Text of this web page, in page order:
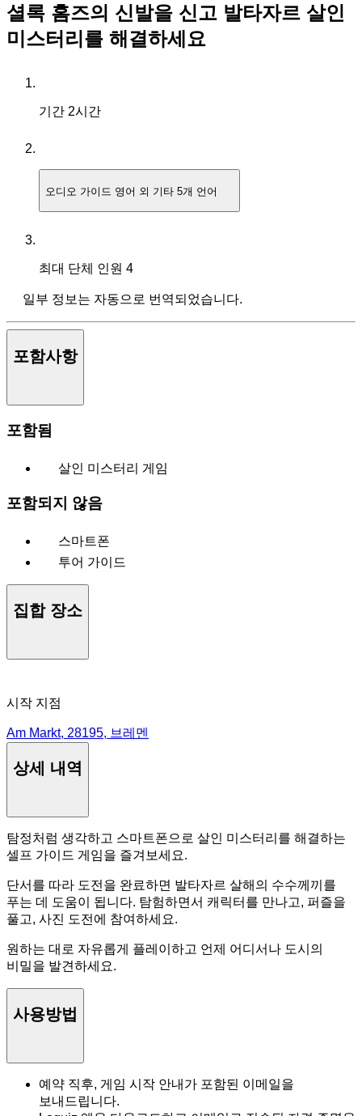
셜록 홈즈의 신발을 신고 발타자르 살인
미스터리를 해결하세요
기간 2시간
오디오 가이드 영어 외 기타 5개 언어
최대 단체 인원 4
일부 정보는 자동으로 번역되었습니다.
포함사항
포함됨
살인 미스터리 게임
포함되지 않음
스마트폰
투어 가이드
집합 장소
시작 지점
Am Markt, 28195, 브레멘
상세 내역
탐정처럼 생각하고 스마트폰으로 살인 미스터리를 해결하는
셀프 가이드 게임을 즐겨보세요.
단서를 따라 도전을 완료하면 발타자르 살해의 수수께끼를
푸는 데 도움이 됩니다. 탐험하면서 캐릭터를 만나고, 퍼즐을
풀고, 사진 도전에 참여하세요.
원하는 대로 자유롭게 플레이하고 언제 어디서나 도시의
비밀을 발견하세요.
사용방법
예약 직후, 게임 시작 안내가 포함된 이메일을
보내드립니다.